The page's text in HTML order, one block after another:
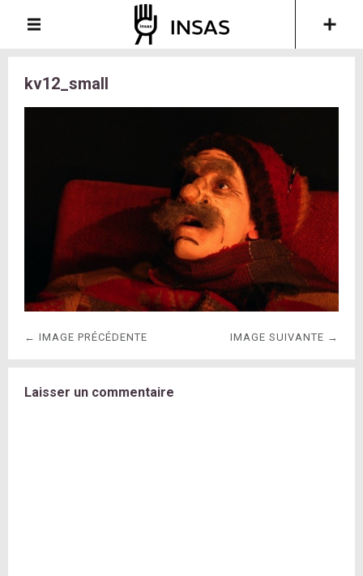
kv12_small
← IMAGE PRÉCÉDENTE IMAGE SUIVANTE →
Laisser un commentaire